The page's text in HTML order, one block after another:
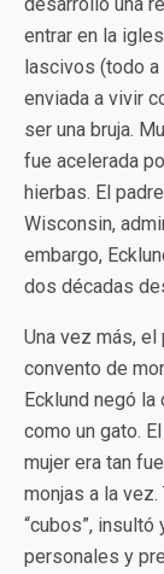
entrar en la
lascivos (todo a
enviada a vivir
ser una bruja.
fue acelerada
hierbas. El
Wisconsin,
embargo,
dos décadas
Una vez más,
convento de
Ecklund negó
como un gato.
mujer era tan
monjas a la
“cubos”,
personales y